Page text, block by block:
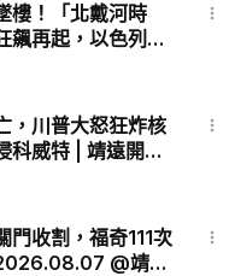
樓！「北戴河時
飆再起，以色列要
#溫家寶 #
，川普大怒狂炸核
威特 | 靖遠開講 |
木茲海峽
門收割，福奇111次
@靖遠